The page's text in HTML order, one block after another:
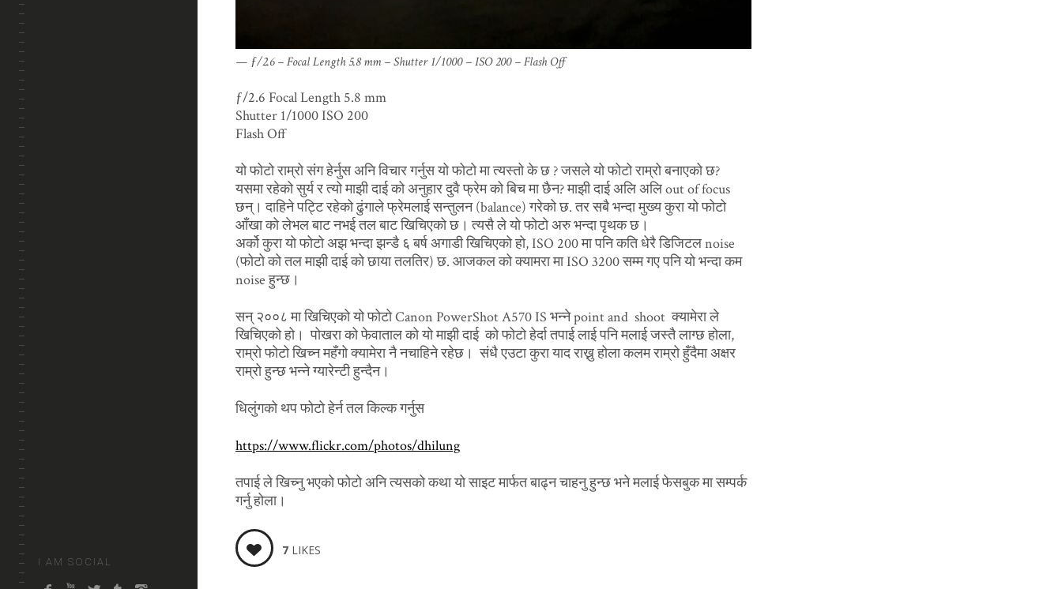
I AM SOCIAL
ƒ/2.6 – Focal Length 5.8 mm – Shutter 1/1000 – ISO 200 – Flash Off
ƒ/2.6 Focal Length 5.8 mm
Shutter 1/1000 ISO 200
Flash Off
यो फोटो राम्रो संग हेर्नुस अनि विचार गर्नुस यो फोटो मा त्यस्तो के छ ? जसले यो फोटो राम्रो बनाएको छ?
यसमा रहेको सुर्य र त्यो माझी दाई को अनुहार दुवै फ्रेम को बिच मा छैन? माझी दाई अलि अलि out of focus
छन्। दाहिने पट्टि रहेको ढुंगाले फ्रेमलाई सन्तुलन (balance) गरेको छ. तर सबै भन्दा मुख्य कुरा यो फोटो
आँखा को लेभल बाट नभई तल बाट खिचिएको छ। त्यसै ले यो फोटो अरु भन्दा पृथक छ।
अर्को कुरा यो फोटो अझ भन्दा झन्डै ६ बर्ष अगाडी खिचिएको हो, ISO 200 मा पनि कति धेरै डिजिटल noise
(फोटो को तल माझी दाई को छाया तलतिर) छ. आजकल को क्यामरा मा ISO 3200 सम्म गए पनि यो भन्दा कम
noise हुन्छ।
सन् २००८ मा खिचिएको यो फोटो Canon PowerShot A570 IS भन्ने point and shoot क्यामेरा ले
खिचिएको हो। पोखरा को फेवाताल को यो माझी दाई को फोटो हेर्दा तपाई लाई पनि मलाई जस्तै लाग्छ होला,
राम्रो फोटो खिच्न महँगो क्यामेरा नै नचाहिने रहेछ। संधै एउटा कुरा याद राख्नु होला कलम राम्रो हुँदैमा अक्षर
राम्रो हुन्छ भन्ने ग्यारेन्टी हुन्दैन।
धिलुंगको थप फोटो हेर्न तल किल्क गर्नुस
https://www.flickr.com/photos/dhilung
तपाई ले खिच्नु भएको फोटो अनि त्यसको कथा यो साइट मार्फत बाढ्न चाहनु हुन्छ भने मलाई फेसबुक मा सम्पर्क
गर्नु होला।
7 LIKES